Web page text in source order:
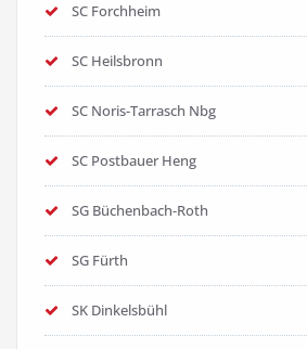
SC Forchheim
SC Heilsbronn
SC Noris-Tarrasch Nbg
SC Postbauer Heng
SG Büchenbach-Roth
SG Fürth
SK Dinkelsbühl